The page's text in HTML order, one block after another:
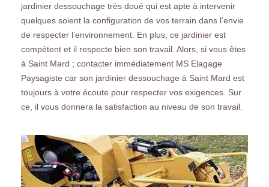
jardinier dessouchage très doué qui est apte à intervenir
quelques soient la configuration de vos terrain dans l’envie
de respecter l’environnement. En plus, ce jardinier est
compétent et il respecte bien son travail. Alors, si vous êtes
à Saint Mard ; contacter immédiatement MS Elagage
Paysagiste car son jardinier dessouchage à Saint Mard est
toujours à votre écoute pour respecter vos exigences. Sur
ce, il vous donnera la satisfaction au niveau de son travail.